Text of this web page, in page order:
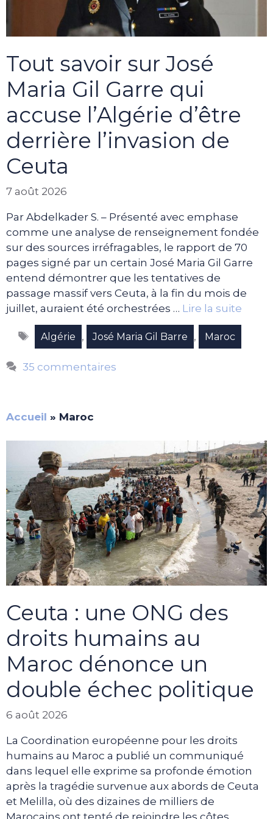
Tout savoir sur José
Maria Gil Garre qui
accuse l’Algérie d’être
derrière l’invasion de
Ceuta
7 août 2026
Par Abdelkader S. – Présenté avec emphase
comme une analyse de renseignement fondée
sur des sources irréfragables, le rapport de 70
pages signé par un certain José Maria Gil Garre
entend démontrer que les tentatives de
passage massif vers Ceuta, à la fin du mois de
juillet, auraient été orchestrées … Lire la suite
Étiquettes
Algérie , José Maria Gil Barre , Maroc
35 commentaires
Accueil » Maroc
Ceuta : une ONG des
droits humains au
Maroc dénonce un
double échec politique
6 août 2026
La Coordination européenne pour les droits
humains au Maroc a publié un communiqué
dans lequel elle exprime sa profonde émotion
après la tragédie survenue aux abords de Ceuta
et Melilla, où des dizaines de milliers de